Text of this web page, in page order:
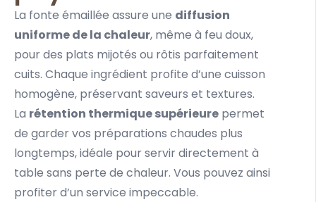
La fonte émaillée assure une diffusion
uniforme de la chaleur, même à feu doux,
pour des plats mijotés ou rôtis parfaitement
cuits. Chaque ingrédient profite d’une cuisson
homogène, préservant saveurs et textures.
La rétention thermique supérieure permet
de garder vos préparations chaudes plus
longtemps, idéale pour servir directement à
table sans perte de chaleur. Vous pouvez ainsi
profiter d’un service impeccable.